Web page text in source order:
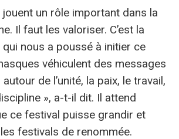
un rôle important dans la
Il faut les valoriser. C’est la
nous a poussé à initier ce
véhiculent des messages
de l’unité, la paix, le travail,
», a-t-il dit. Il attend
ce festival puisse grandir et
festivals de renommée.